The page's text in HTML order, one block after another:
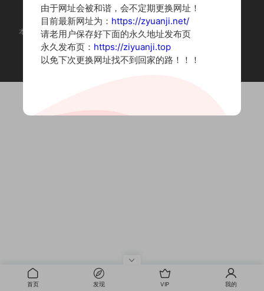
本站为摄影写真图片网站，内容来自网络收集整理，仅作个人学习使用。
如有违法内容请联系删除
Copyright © 2022 资源集
首页 发现 VIP 我的
由于网址会被和谐，会不定期更换网址！
目前最新网址为： https://zyuanji.net/
请老用户保存好下面的永久地址发布页
永久发布页： https://ziyuanji.top
以免下次更换网址找不到回家的路！！！